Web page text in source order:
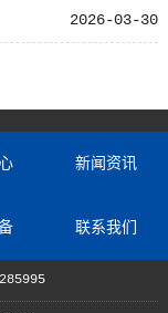
2026-03-30
新闻资讯
联系我们